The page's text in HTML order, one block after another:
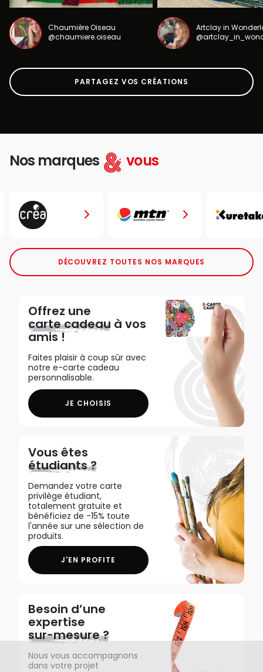
Chaumière Oiseau
@chaumiere.oiseau
Artclay in
PARTAGEZ VOS CRÉATIONS
Nos marques vous
DÉCOUVREZ TOUTES NOS MARQUES
Offrez une
carte cadeau à vos
amis !
Faites plaisir à coup sûr avec
notre e-carte cadeau
personnalisable.
JE CHOISIS
Vous êtes
étudiants ?
Demandez votre carte
privilège étudiant,
totalement gratuite et
bénéficiez de -15% toute
l'année sur une sélection de
produits.
J'EN PROFITE
Besoin d’une
expertise
sur-mesure ?
Nous vous accompagnons
dans votre projet